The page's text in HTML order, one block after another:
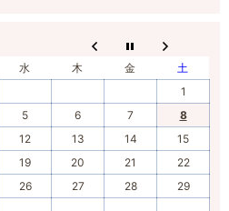
水 木 金
土
1
5 6 7
8
12 13 14
15
19 20 21
22
26 27 28
29